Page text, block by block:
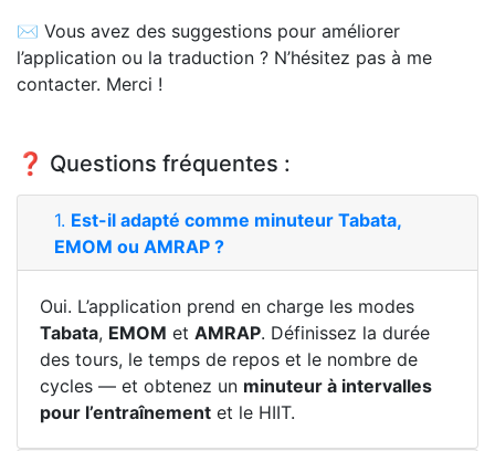
✉️ Vous avez des suggestions pour améliorer
l’application ou la traduction ? N’hésitez pas à me
contacter. Merci !
❓ Questions fréquentes :
1. Est-il adapté comme minuteur Tabata,
EMOM ou AMRAP ?
Oui. L’application prend en charge les modes
Tabata, EMOM et AMRAP. Définissez la durée
des tours, le temps de repos et le nombre de
cycles — et obtenez un minuteur à intervalles
pour l’entraînement et le HIIT.